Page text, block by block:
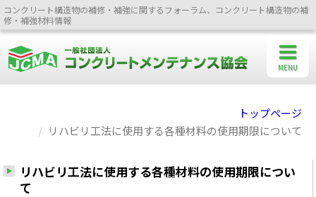
コンクリート構造物の補修・補強に関するフォーラム、コンクリート構造物の補
修・補強材料情報
トップページ
リハビリ工法に使用する各種材料の使用期限について
リハビリ工法に使用する各種材料の使用期限につい
て
MENU